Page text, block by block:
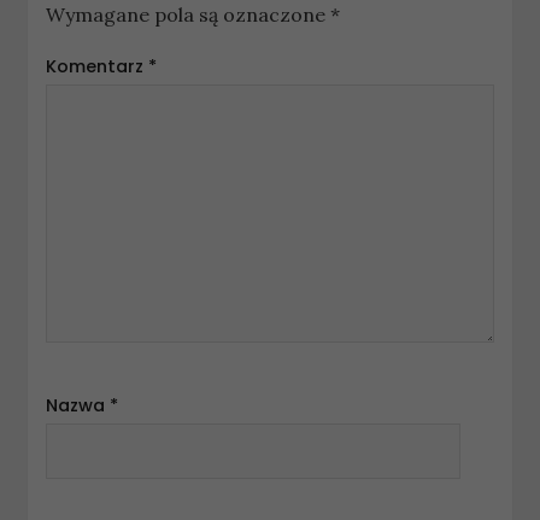
Wymagane pola są oznaczone *
Komentarz *
Nazwa *